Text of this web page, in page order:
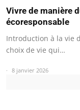
Vivre de manière
écoresponsable
Introduction à la vie
choix de vie qui…
8 janvier 2026